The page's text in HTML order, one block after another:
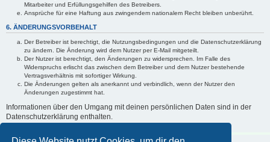
Mitarbeiter und Erfüllungsgehilfen des Betreibers.
Ansprüche für eine Haftung aus zwingendem nationalem Recht bleiben unberührt.
6. ÄNDERUNGSVORBEHALT
Der Betreiber ist berechtigt, die Nutzungsbedingungen und die Datenschutzerklärung
zu ändern. Die Änderung wird dem Nutzer per E-Mail mitgeteilt.
Der Nutzer ist berechtigt, den Änderungen zu widersprechen. Im Falle des
Widerspruchs erlischt das zwischen dem Betreiber und dem Nutzer bestehende
Vertragsverhältnis mit sofortiger Wirkung.
Die Änderungen gelten als anerkannt und verbindlich, wenn der Nutzer den
Änderungen zugestimmt hat.
Informationen über den Umgang mit deinen persönlichen Daten sind in der
Datenschutzerklärung enthalten.